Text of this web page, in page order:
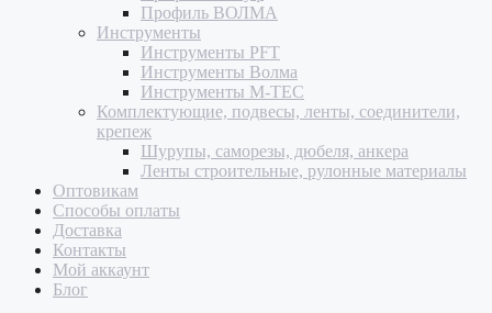
Профиль ВОЛМА
Инструменты
Инструменты PFT
Инструменты Волма
Инструменты M-TEC
Комплектующие, подвесы, ленты, соединители,
крепеж
Шурупы, саморезы, дюбеля, анкера
Ленты строительные, рулонные материалы
Оптовикам
Способы оплаты
Доставка
Контакты
Мой аккаунт
Блог